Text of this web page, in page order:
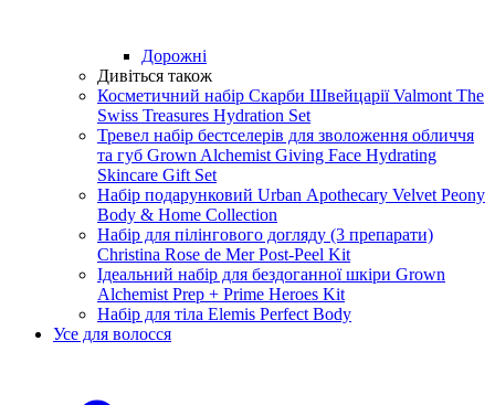
Дорожні
Дивіться також
Косметичний набір Скарби Швейцарії Valmont The
Swiss Treasures Hydration Set
Тревел набір бестселерів для зволоження обличчя
та губ Grown Alchemist Giving Face Hydrating
Skincare Gift Set
Набір подарунковий Urban Аpothecary Velvet Peony
Body & Home Collection
Набір для пілінгового догляду (3 препарати)
Christina Rose de Mer Post-Peel Kit
Ідеальний набір для бездоганної шкіри Grown
Alchemist Prep + Prime Heroes Kit
Набір для тіла Elemis Perfect Body
Усе для волосся